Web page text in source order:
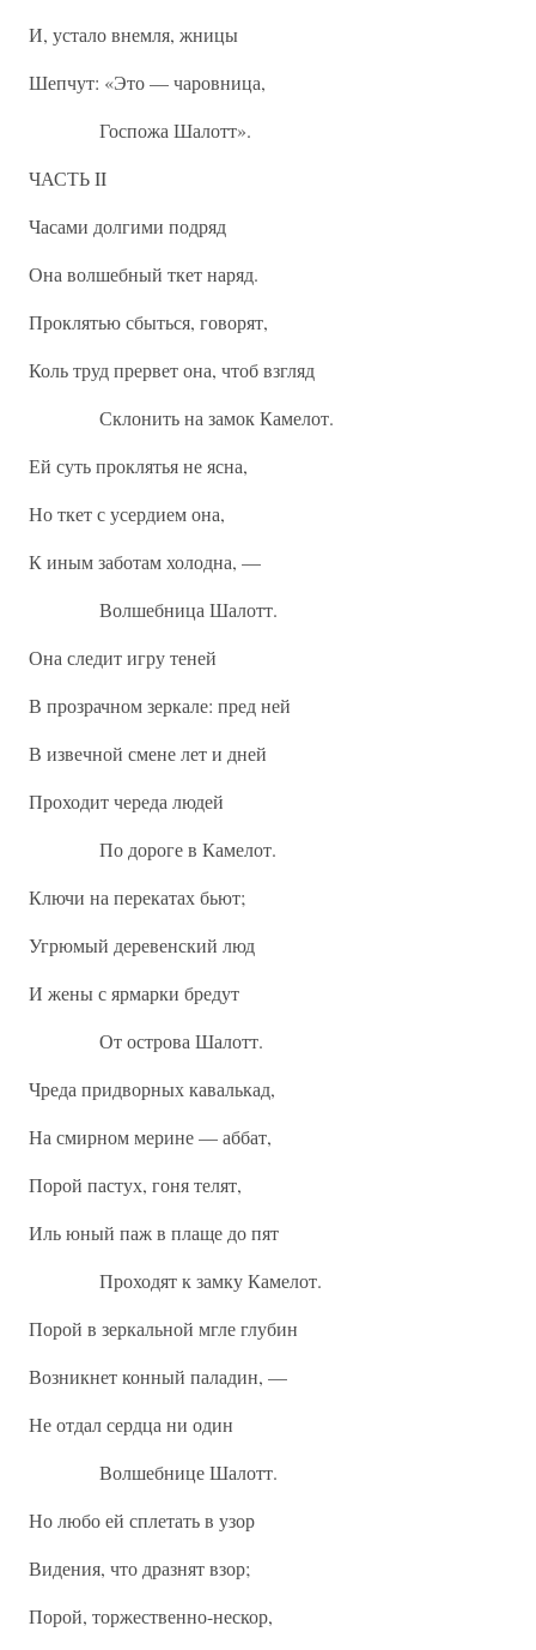
И, устало внемля, жницы
Шепчут: «Это — чаровница,
Госпожа Шалотт».
ЧАСТЬ II
Часами долгими подряд
Она волшебный ткет наряд.
Проклятью сбыться, говорят,
Коль труд прервет она, чтоб взгляд
Склонить на замок Камелот.
Ей суть проклятья не ясна,
Но ткет с усердием она,
К иным заботам холодна, —
Волшебница Шалотт.
Она следит игру теней
В прозрачном зеркале: пред ней
В извечной смене лет и дней
Проходит череда людей
По дороге в Камелот.
Ключи на перекатах бьют;
Угрюмый деревенский люд
И жены с ярмарки бредут
От острова Шалотт.
Чреда придворных кавалькад,
На смирном мерине — аббат,
Порой пастух, гоня телят,
Иль юный паж в плаще до пят
Проходят к замку Камелот.
Порой в зеркальной мгле глубин
Возникнет конный паладин, —
Не отдал сердца ни один
Волшебнице Шалотт.
Но любо ей сплетать в узор
Видения, что дразнят взор;
Порой, торжественно-нескор,